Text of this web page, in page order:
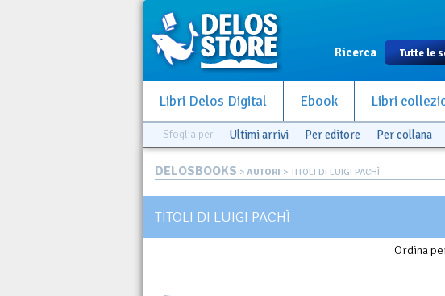
Ricerca
Libri Delos Digital Ebook Libri
Sfoglia per Ultimi arrivi Per editore Per collana
DELOSBOOKS > AUTORI > TITOLI DI LUIGI PACHÌ
TITOLI DI LUIGI PACHÌ
Ordina